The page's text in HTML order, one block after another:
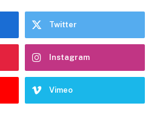
Twitter
Instagram
Vimeo